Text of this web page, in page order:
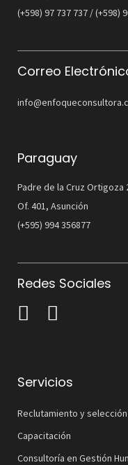
(+598) 97 737 737 / (+598)
Correo
Paraguay
Padre de la Cruz Ortigoza
Of. 401, Asunción
(+595) 994 356877
Redes Sociales
Servicios
Reclutamiento y selección
Capacitación
Consultoría en Gestión